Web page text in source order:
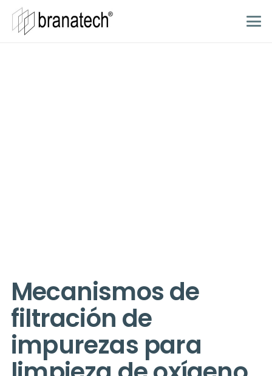
Mecanismos de
filtración de
impurezas para